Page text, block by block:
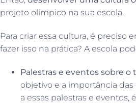
projeto olímpico na sua escola.
Para criar essa cultura, é preciso
fazer isso na prática? A escola
Palestras e eventos sobre
objetivo e a importância
a essas palestras e